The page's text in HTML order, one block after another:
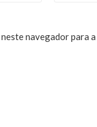
navegador para